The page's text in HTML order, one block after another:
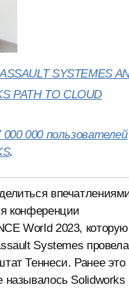
SYSTEMES
PATH TO CLOUD
000 000 пользователей
.
конференции
World 2023, которую
Systemes
Теннеси. Ранее это
называлось Solidworks